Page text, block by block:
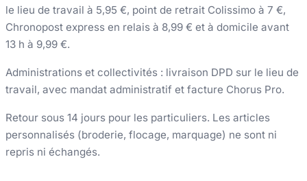
le lieu de travail à 5,95 €, point de retrait Colissimo à 7 €,
Chronopost express en relais à 8,99 € et à domicile avant
13 h à 9,99 €.
Administrations et collectivités : livraison DPD sur le lieu de
travail, avec mandat administratif et facture Chorus Pro.
Retour sous 14 jours pour les particuliers. Les articles
personnalisés (broderie, flocage, marquage) ne sont ni
repris ni échangés.